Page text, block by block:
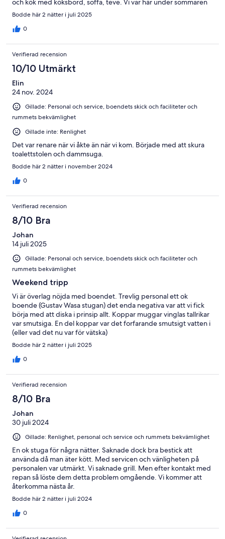
och man erbjuder mängder av olika aktiviteter. Det finns även en
badplats på området. Campingen ligger i ett område med
storslagen natur med vackra vyer runt knuten. Det enda vi
mycket gärna tillbaka.
Bodde här 2 nätter i juli 2025
0
Verifierad recension
10/10 Utmärkt
Elin
24 nov. 2024
Gillade: Personal och service, boendets skick och faciliteter och
rummets bekvämlighet
Gillade inte: Renlighet
Det var renare när vi åkte än när vi kom. Började med att skura
toalettstolen och dammsuga.
Bodde här 2 nätter i november 2024
0
Verifierad recension
8/10 Bra
Johan
14 juli 2025
Gillade: Personal och service, boendets skick och faciliteter och
rummets bekvämlighet
Weekend tripp
Vi är överlag nöjda med boendet. Trevlig personal ett ok
boende (Gustav Wasa stugan) det enda negativa var att vi fick
börja med att diska i prinsip allt. Koppar muggar vinglas tallrikar
var smutsiga. En del koppar var det forfarande smutsigt vatten i
(eller vad det nu var för vätska)
Bodde här 2 nätter i juli 2025
0
Verifierad recension
8/10 Bra
Johan
30 juli 2024
Gillade: Renlighet, personal och service och rummets bekvämlighet
En ok stuga för några nätter. Saknade dock bra bestick att
använda då man äter kött. Med servicen och vänligheten på
personalen var utmärkt. Vi saknade grill. Men efter kontakt med
repan så löste dem detta problem omgående. Vi kommer att
återkomma nästa år.
Bodde här 2 nätter i juli 2024
0